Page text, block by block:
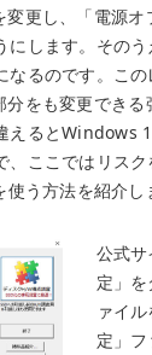
更し、「電源オ
にします。その
るのです。この
をも変更できる
えるとWindows
、ここではリス
使う方法を紹介し
公式サ
定」
ァイ
定」